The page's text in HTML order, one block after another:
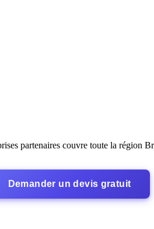
partenaires couvre toute la région
Demander un devis gratuit